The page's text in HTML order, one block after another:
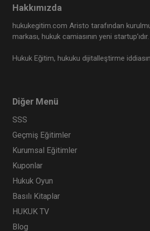
Hakkımızda
hukukegitim.com Aristo tarafından
markası, hukuk camiasının yeni startup’ıdır.
Hukuk Eğitim, hukuku dijitalleştirme
Diğer Menü
SSS
Geçmiş Eğitimler
Kurumsal Eğitimler
Kuponlar
Hukuk Oyun
Basılı Kitaplar
HUKUK TV
Blog